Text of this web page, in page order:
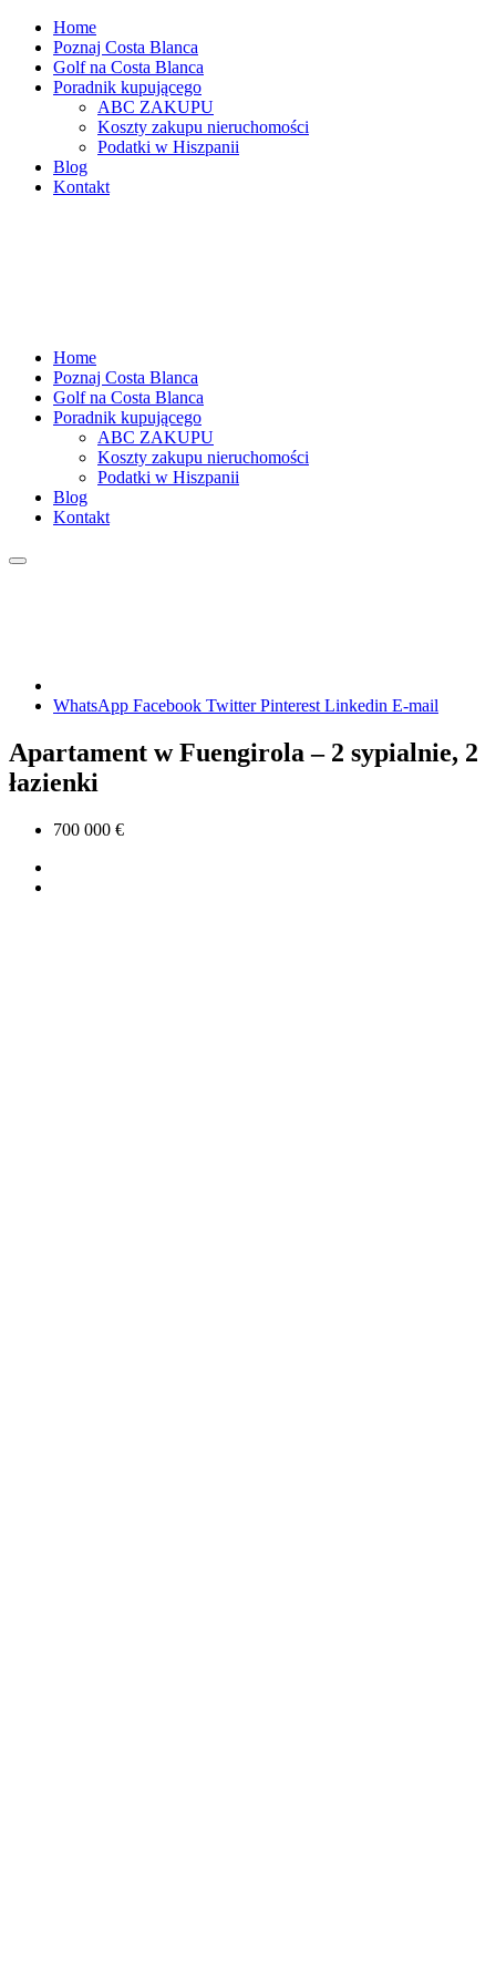
Home
Poznaj Costa Blanca
Golf na Costa Blanca
Poradnik kupującego
ABC ZAKUPU
Koszty zakupu nieruchomości
Podatki w Hiszpanii
Blog
Kontakt
Home
Poznaj Costa Blanca
Golf na Costa Blanca
Poradnik kupującego
ABC ZAKUPU
Koszty zakupu nieruchomości
Podatki w Hiszpanii
Blog
Kontakt
WhatsApp Facebook TwitterPinterest Linkedin E-mail
Apartament w Fuengirola – 2 sypialnie, 2
łazienki
700 000 €